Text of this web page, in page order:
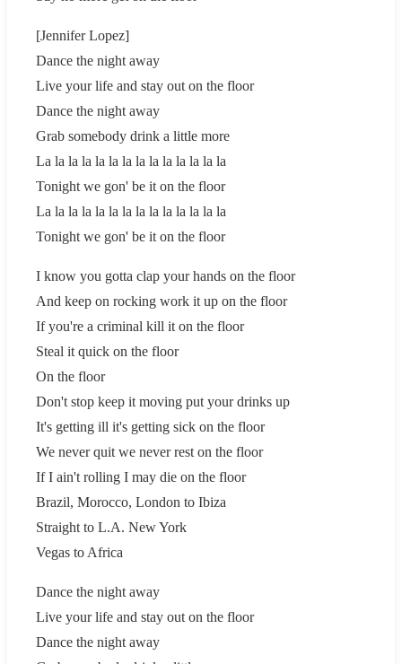
[Jennifer Lopez]
Dance the night away
Live your life and stay out on the floor
Dance the night away
Grab somebody drink a little more
La la la la la la la la la la la la la la
Tonight we gon' be it on the floor
La la la la la la la la la la la la la la
Tonight we gon' be it on the floor
I know you gotta clap your hands on the floor
And keep on rocking work it up on the floor
If you're a criminal kill it on the floor
Steal it quick on the floor
On the floor
Don't stop keep it moving put your drinks up
It's getting ill it's getting sick on the floor
We never quit we never rest on the floor
If I ain't rolling I may die on the floor
Brazil, Morocco, London to Ibiza
Straight to L.A. New York
Vegas to Africa
Dance the night away
Live your life and stay out on the floor
Dance the night away